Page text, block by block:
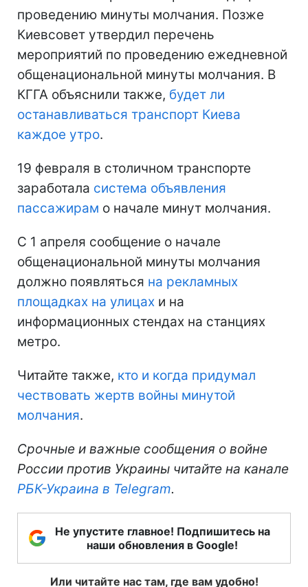
проведению минуты молчания. Позже
Киевсовет утвердил перечень
мероприятий по проведению ежедневной
общенациональной минуты молчания. В
КГГА объяснили также, будет ли
останавливаться транспорт Киева
каждое утро.
19 февраля в столичном транспорте
заработала система объявления
пассажирам о начале минут молчания.
С 1 апреля сообщение о начале
общенациональной минуты молчания
должно появляться на рекламных
площадках на улицах и на
информационных стендах на станциях
метро.
Читайте также, кто и когда придумал
чествовать жертв войны минутой
молчания.
Срочные и важные сообщения о войне
России против Украины читайте на канале
РБК-Украина в Telegram.
Не упустите главное! Подпишитесь на
наши обновления в Google!
Или читайте нас там, где вам удобно!